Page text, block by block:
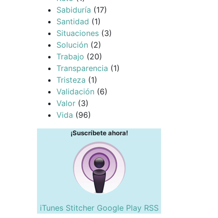
Sabiduría (17)
Santidad (1)
Situaciones (3)
Solución (2)
Trabajo (20)
Transparencia (1)
Tristeza (1)
Validación (6)
Valor (3)
Vida (96)
¡Suscríbete ahora!
iTunes Stitcher Google Play RSS